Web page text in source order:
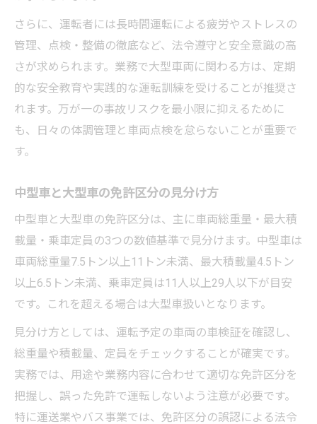
さらに、運転者には長時間運転による疲労やストレスの
管理、点検・整備の徹底など、法令遵守と安全意識の高
さが求められます。業務で大型車両に関わる方は、定期
的な安全教育や実践的な運転訓練を受けることが推奨さ
れます。万が一の事故リスクを最小限に抑えるために
も、日々の体調管理と車両点検を怠らないことが重要で
す。
中型車と大型車の免許区分の見分け方
中型車と大型車の免許区分は、主に車両総重量・最大積
載量・乗車定員の3つの数値基準で見分けます。中型車は
車両総重量7.5トン以上11トン未満、最大積載量4.5トン
以上6.5トン未満、乗車定員は11人以上29人以下が目安
です。これを超える場合は大型車扱いとなります。
見分け方としては、運転予定の車両の車検証を確認し、
総重量や積載量、定員をチェックすることが確実です。
実務では、用途や業務内容に合わせて適切な免許区分を
把握し、誤った免許で運転しないよう注意が必要です。
特に運送業やバス事業では、免許区分の誤認による法令